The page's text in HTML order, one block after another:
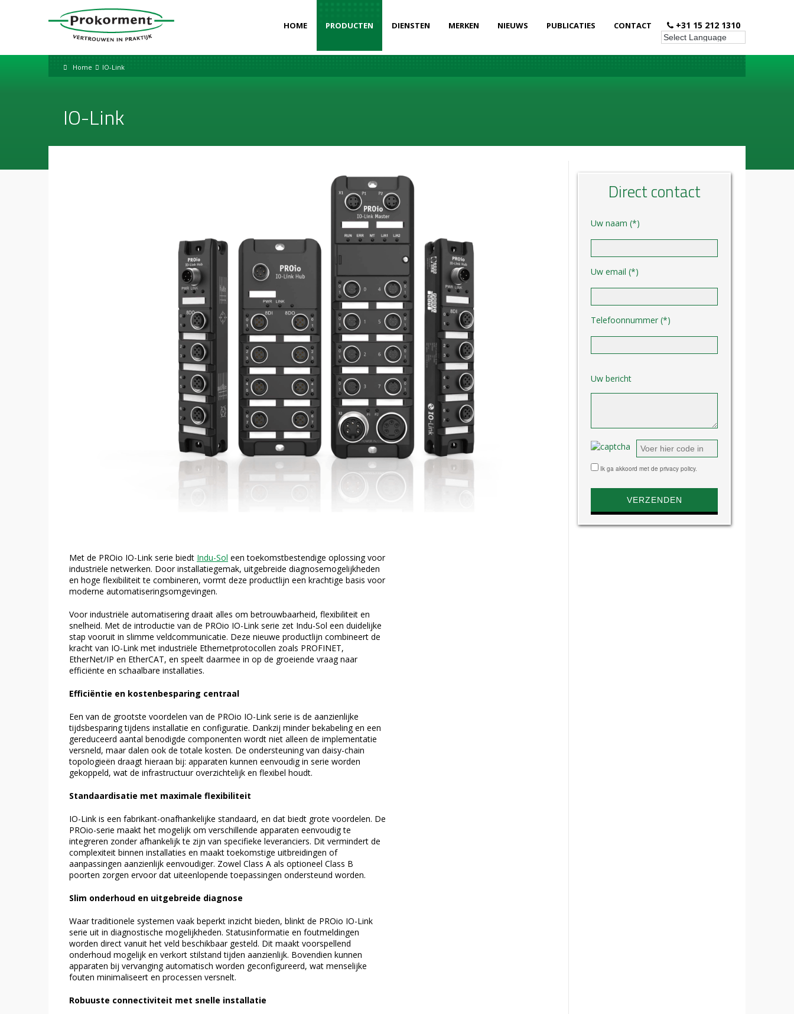
HOME PRODUCTEN DIENSTEN MERKEN NIEUWS PUBLICATIES CONTACT +31 15 212 1310
Home IO-Link
IO-Link
Met de PROio IO-Link serie biedt Indu-Sol een toekomstbestendige oplossing voor
industriële netwerken. Door installatiegemak, uitgebreide diagnosemogelijkheden
en hoge flexibiliteit te combineren, vormt deze productlijn een krachtige basis voor
moderne automatiseringsomgevingen.
Voor industriële automatisering draait alles om betrouwbaarheid, flexibiliteit en
snelheid. Met de introductie van de PROio IO-Link serie zet Indu-Sol een duidelijke
stap vooruit in slimme veldcommunicatie. Deze nieuwe productlijn combineert de
kracht van IO-Link met industriële Ethernetprotocollen zoals PROFINET,
EtherNet/IP en EtherCAT, en speelt daarmee in op de groeiende vraag naar
efficiënte en schaalbare installaties.
Efficiëntie en kostenbesparing centraal
Een van de grootste voordelen van de PROio IO-Link serie is de aanzienlijke
tijdsbesparing tijdens installatie en configuratie. Dankzij minder bekabeling en een
gereduceerd aantal benodigde componenten wordt niet alleen de implementatie
versneld, maar dalen ook de totale kosten. De ondersteuning van daisy-chain
topologieën draagt hieraan bij: apparaten kunnen eenvoudig in serie worden
gekoppeld, wat de infrastructuur overzichtelijk en flexibel houdt.
Standaardisatie met maximale flexibiliteit
IO-Link is een fabrikant-onafhankelijke standaard, en dat biedt grote voordelen. De
PROio-serie maakt het mogelijk om verschillende apparaten eenvoudig te
integreren zonder afhankelijk te zijn van specifieke leveranciers. Dit vermindert de
complexiteit binnen installaties en maakt toekomstige uitbreidingen of
aanpassingen aanzienlijk eenvoudiger. Zowel Class A als optioneel Class B
poorten zorgen ervoor dat uiteenlopende toepassingen ondersteund worden.
Slim onderhoud en uitgebreide diagnose
Waar traditionele systemen vaak beperkt inzicht bieden, blinkt de PROio IO-Link
serie uit in diagnostische mogelijkheden. Statusinformatie en foutmeldingen
worden direct vanuit het veld beschikbaar gesteld. Dit maakt voorspellend
onderhoud mogelijk en verkort stilstand tijden aanzienlijk. Bovendien kunnen
apparaten bij vervanging automatisch worden geconfigureerd, wat menselijke
fouten minimaliseert en processen versnelt.
Robuuste connectiviteit met snelle installatie
Direct contact
Uw naam (*)
Uw email (*)
Telefoonnummer (*)
Uw bericht
Ik ga akkoord met de privacy policy.